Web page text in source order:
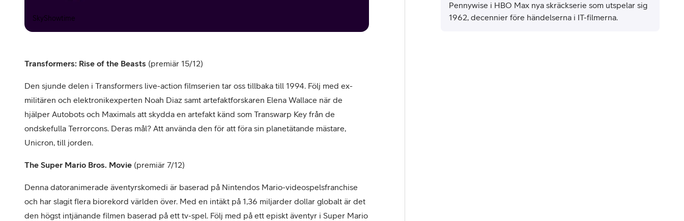
SkyShowtime
Transformers: Rise of the Beasts (premiär 15/12)
Den sjunde delen i Transformers live-action filmserien tar oss tillbaka till 1994. Följ med ex-
militären och elektronikexperten Noah Diaz samt artefaktforskaren Elena Wallace när de
hjälper Autobots och Maximals att skydda en artefakt känd som Transwarp Key från de
ondskefulla Terrorcons. Deras mål? Att använda den för att föra sin planetätande mästare,
Unicron, till jorden.
The Super Mario Bros. Movie (premiär 7/12)
Denna datoranimerade äventyrskomedi är baserad på Nintendos Mario-videospelsfranchise
och har slagit flera biorekord världen över. Med en intäkt på 1,36 miljarder dollar globalt är det
den högst intjänande filmen baserad på ett tv-spel. Följ med på ett episkt äventyr i Super Mario
Pennywise i HBO Max nya skräckserie som utspelar sig
1962, decennier före händelserna i IT-filmerna.